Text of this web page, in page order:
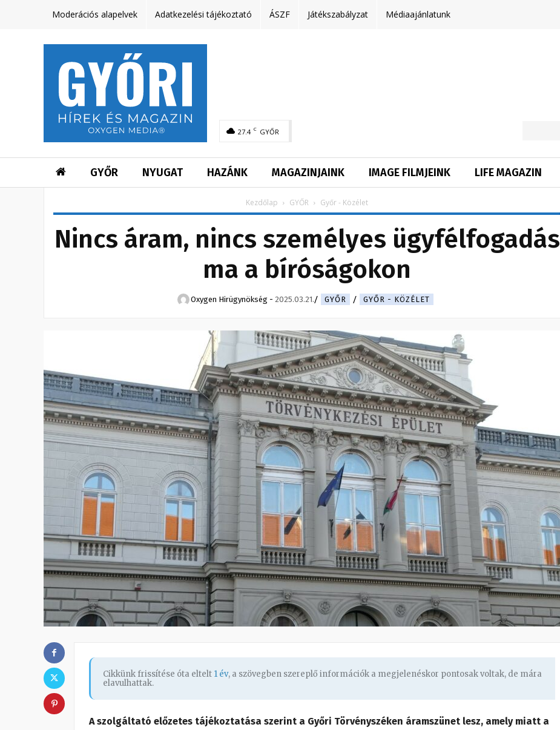
Moderációs alapelvek Adatkezelési tájékoztató ÁSZF Játékszabályzat Médiaajánlatunk
27.4 C GYŐR
GYŐR NYUGAT HAZÁNK MAGAZINJAINK IMAGE FILMJEINK LIFE MAGAZIN
Kezdőlap GYŐR Győr - Közélet
Nincs áram, nincs személyes ügyfélfogadás
ma a bíróságokon
Oxygen Hirügynökség - 2025.03.21. GYŐR GYŐR - KÖZÉLET
Cikkünk frissítése óta eltelt 1 év, a szövegben szereplő információk a megjelenéskor pontosak voltak, de mára
elavulhattak.
A szolgáltató előzetes tájékoztatása szerint a Győri Törvényszéken áramszünet lesz, amely miatt a